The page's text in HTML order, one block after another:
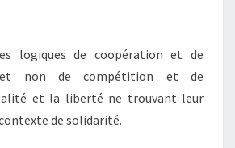
logiques de coopération et de
et non de compétition et de
et la liberté ne trouvant leur
de solidarité.